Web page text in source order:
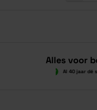
Alles voor
Boven 2.000